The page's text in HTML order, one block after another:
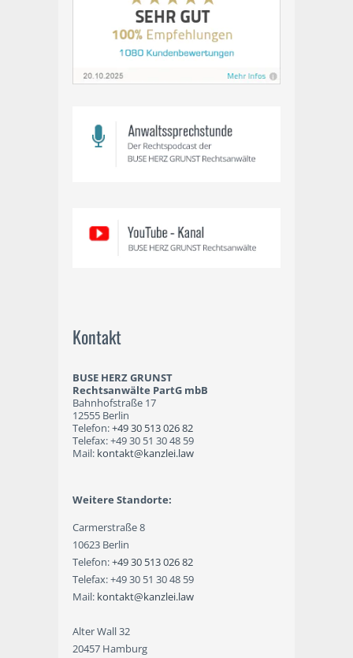
Kontakt
BUSE HERZ GRUNST
Rechtsanwälte PartG mbB
Bahnhofstraße 17
12555 Berlin
Telefon:+49 30 513 026 82
Telefax: +49 30 51 30 48 59
Mail: kontakt@kanzlei.law
Weitere Standorte:
Carmerstraße 8
10623 Berlin
Telefon:+49 30 513 026 82
Telefax: +49 30 51 30 48 59
Mail: kontakt@kanzlei.law
Alter Wall 32
20457 Hamburg